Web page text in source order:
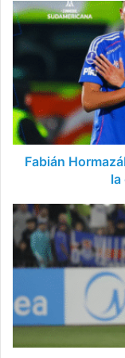
Fabián
Hormazábal
"momento
Ronaldinho"
en
la
cancha
delFabián
la
Aránguiz
se
convirtió
en
segundo
goleador
histórico
de